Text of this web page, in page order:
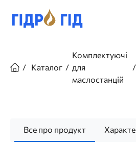
основного
Каталог
Комплектуючі
для
маслостанцій
Все про продукт